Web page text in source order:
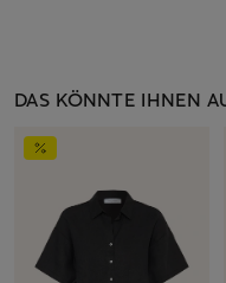
DAS KÖNNTE IHNEN